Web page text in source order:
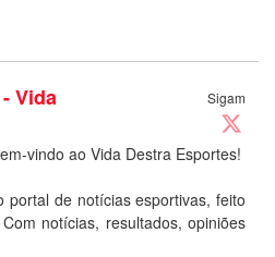
Sigam
Vida
vindo ao Vida Destra Esportes!
portal de notícias esportivas, feito
notícias, resultados, opiniões